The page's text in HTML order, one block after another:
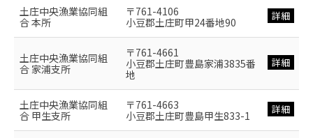
土庄中央漁業協同組
合 本所
〒761-4106
小豆郡土庄町甲24番地90
詳細
土庄中央漁業協同組
合 家浦支所
〒761-4661
小豆郡土庄町豊島家浦3835番
地
詳細
土庄中央漁業協同組
合 甲生支所
〒761-4663
小豆郡土庄町豊島甲生833-1
詳細